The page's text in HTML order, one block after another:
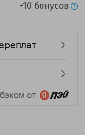
+10 бонусов